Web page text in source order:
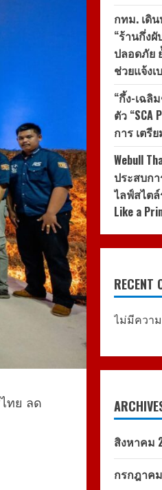
ทย ลด
กทม. เดิ
“ร้านกึ่ง
ปลอดภัย
ช่วยแจ้งเ
“กึ้ง-เฉลิ
ตัว “SCA
การ เตรี
Webull
ประสบก
ไลฟ์สไต
Like a
RECENT
ไม่มีควา
สิงหาคม
กรกฎาค